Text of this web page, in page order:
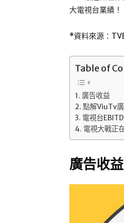
大電視台業績！
*資料來源：
Table of
廣告收益
點解ViuTv
電視台
電視大戰正
廣告收益